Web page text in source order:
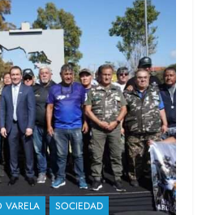
VARELA
SOCIEDAD